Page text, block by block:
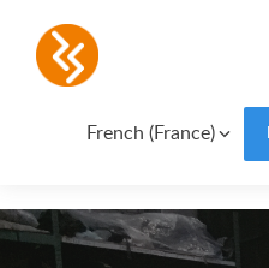
French (France)